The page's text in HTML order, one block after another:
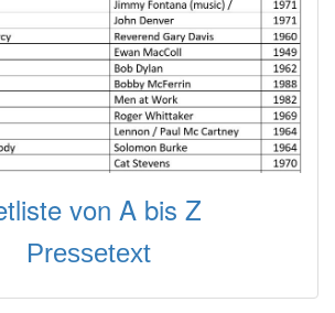
von A bis Z
Pressetext